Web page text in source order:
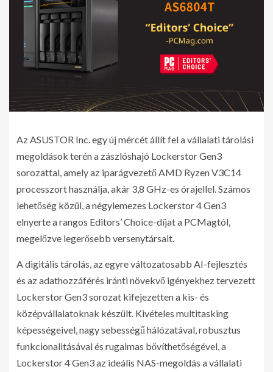
Az ASUSTOR Inc. egy új mércét állít fel a vállalati tárolási
megoldások terén a zászlóshajó Lockerstor Gen3
sorozattal, amely az iparágvezető AMD Ryzen V3C14
processzort használja, akár 3,8 GHz-es órajellel. Számos
lehetőség közül, a négylemezes Lockerstor 4 Gen3
elnyerte a rangos Editors’ Choice-díjat a PCMagtól,
megelőzve legerősebb versenytársait.
A digitális tárolás, az egyre változatosabb AI-fejlesztés
és az adathozzáférés iránti növekvő igényekhez tervezett
Lockerstor Gen3 sorozat kifejezetten a kis- és
középvállalatoknak készült. Kivételes multitasking
képességeivel, nagy sebességű hálózatával, robusztus
funkcionalitásával és rugalmas bővíthetőségével, a
Lockerstor 4 Gen3 az ideális NAS-megoldás a vállalati